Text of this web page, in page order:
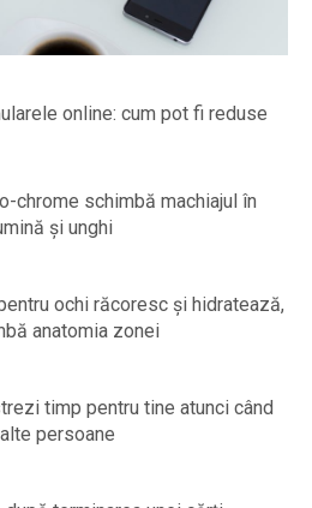
online: cum pot fi reduse
chrome schimbă machiajul în
și unghi
ochi răcoresc și hidratează,
anatomia zonei
timp pentru tine atunci când
persoane